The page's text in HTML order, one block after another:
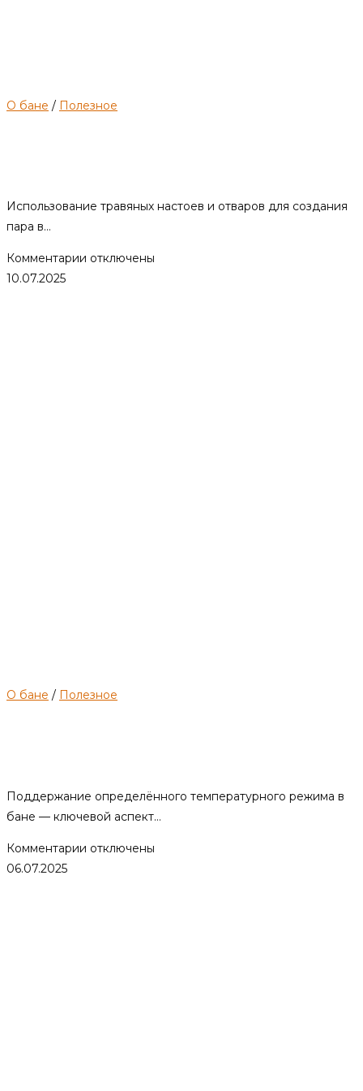
О бане / Полезное
Использование травяных настоев и отваров для создания
пара в…
Комментарии котключены
10.07.2025
О бане / Полезное
Поддержание определённого температурного режима в
бане — ключевой аспект…
Комментарии котключены
06.07.2025